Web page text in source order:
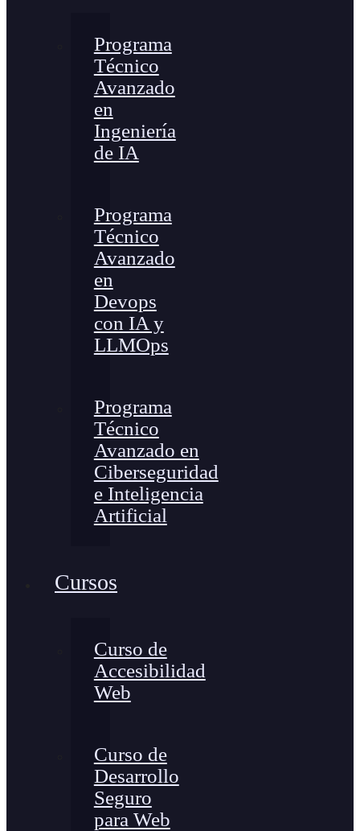
Programa
Técnico
Avanzado
en
Ingeniería
de IA
Programa
Técnico
Avanzado
en
Devops
con IA y
LLMOps
Programa
Técnico
Avanzado en
Ciberseguridad
e Inteligencia
Artificial
Cursos
Curso de
Accesibilidad
Web
Curso de
Desarrollo
Seguro
para Web